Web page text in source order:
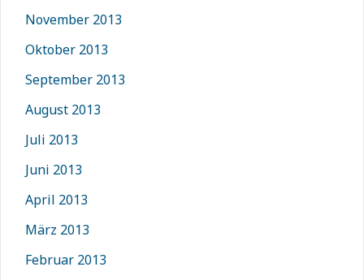
November 2013
Oktober 2013
September 2013
August 2013
Juli 2013
Juni 2013
April 2013
März 2013
Februar 2013